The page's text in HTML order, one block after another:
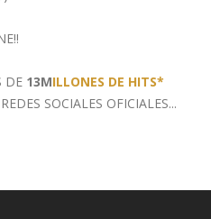
DE 13MILLONES DE HITS*
SOCIALES OFICIALES...